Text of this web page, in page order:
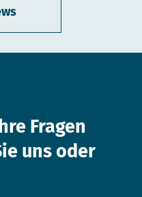
Fragen
unsoder